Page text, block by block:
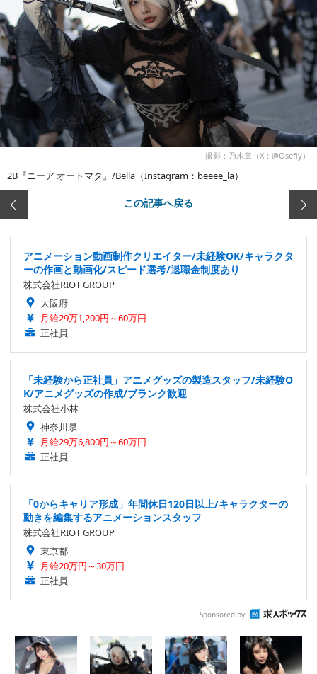
撮影：乃木章（X：@Osefly）
2B『ニーア オートマタ』/Bella（Instagram：beeee_la）
この記事へ戻る
アニメーション動画制作クリエイター/未経験OK/キャラクタ
ーの作画と動画化/スピード選考/退職金制度あり
株式会社RIOT GROUP
大阪府
月給29万1,200円～60万円
正社員
「未経験から正社員」アニメグッズの製造スタッフ/未経験O
K/アニメグッズの作成/ブランク歓迎
株式会社小林
神奈川県
月給29万6,800円～60万円
正社員
「0からキャリア形成」年間休日120日以上/キャラクターの
動きを編集するアニメーションスタッフ
株式会社RIOT GROUP
東京都
月給20万円～30万円
正社員
Sponsored by